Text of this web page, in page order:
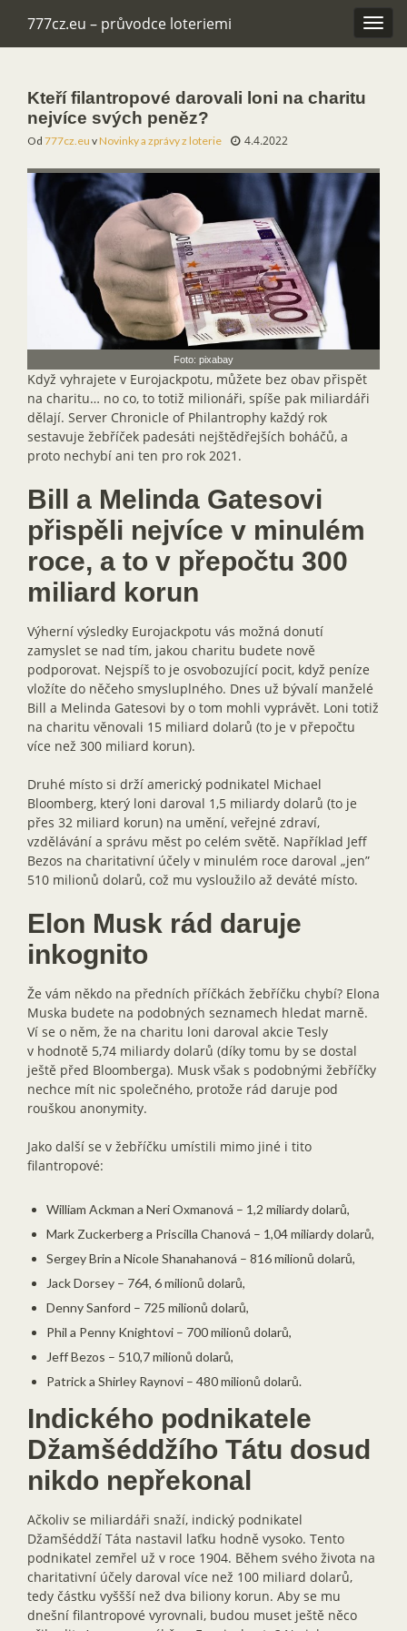
777cz.eu – průvodce loteriemi
Kteří filantropové darovali loni na charitu
nejvíce svých peněz?
Od 777cz.eu vNovinky a zprávy z loterie 4.4.2022
Foto: pixabay
Když vyhrajete v Eurojackpotu, můžete bez obav přispět
na charitu… no co, to totiž milionáři, spíše pak miliardáři
dělají. Server Chronicle of Philantrophy každý rok
sestavuje žebříček padesáti nejštědřejších boháčů, a
proto nechybí ani ten pro rok 2021.
Bill a Melinda Gatesovi
přispěli nejvíce v minulém
roce, a to v přepočtu 300
miliard korun
Výherní výsledky Eurojackpotu vás možná donutí
zamyslet se nad tím, jakou charitu budete nově
podporovat. Nejspíš to je osvobozující pocit, když peníze
vložíte do něčeho smysluplného. Dnes už bývalí manželé
Bill a Melinda Gatesovi by o tom mohli vyprávět. Loni totiž
na charitu věnovali 15 miliard dolarů (to je v přepočtu
více než 300 miliard korun).
Druhé místo si drží americký podnikatel Michael
Bloomberg, který loni daroval 1,5 miliardy dolarů (to je
přes 32 miliard korun) na umění, veřejné zdraví,
vzdělávání a správu měst po celém světě. Například Jeff
Bezos na charitativní účely v minulém roce daroval „jen”
510 milionů dolarů, což mu vysloužilo až deváté místo.
Elon Musk rád daruje
inkognito
Že vám někdo na předních příčkách žebříčku chybí? Elona
Muska budete na podobných seznamech hledat marně.
Ví se o něm, že na charitu loni daroval akcie Tesly
v hodnotě 5,74 miliardy dolarů (díky tomu by se dostal
ještě před Bloomberga). Musk však s podobnými žebříčky
nechce mít nic společného, protože rád daruje pod
rouškou anonymity.
Jako další se v žebříčku umístili mimo jiné i tito
filantropové:
William Ackman a Neri Oxmanová – 1,2 miliardy dolarů,
Mark Zuckerberg a Priscilla Chanová – 1,04 miliardy dolarů,
Sergey Brin a Nicole Shanahanová – 816 milionů dolarů,
Jack Dorsey – 764, 6 milionů dolarů,
Denny Sanford – 725 milionů dolarů,
Phil a Penny Knightovi – 700 milionů dolarů,
Jeff Bezos – 510,7 milionů dolarů,
Patrick a Shirley Raynovi – 480 milionů dolarů.
Indického podnikatele
Džamšéddžího Tátu dosud
nikdo nepřekonal
Ačkoliv se miliardáři snaží, indický podnikatel
Džamšéddží Táta nastavil laťku hodně vysoko. Tento
podnikatel zemřel už v roce 1904. Během svého života na
charitativní účely daroval více než 100 miliard dolarů,
tedy částku vyššší než dva biliony korun. Aby se mu
dnešní filantropové vyrovnali, budou muset ještě něco